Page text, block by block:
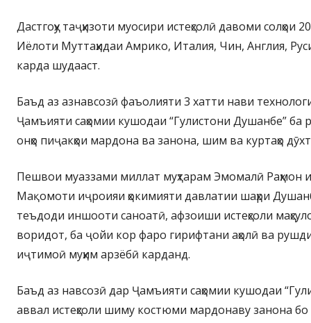
Дастгоҳу таҷҳизоти муосири истеҳсолӣ давоми солҳои
Иёлоти Муттаҳидаи Амрико, Италия, Чин, Англия,
карда шудааст.
Баъд аз азнавсозӣ фаъолияти 3 хатти нави
Ҷамъияти саҳомии кушодаи “Гулистони Душанбе” ба
онҳо пиҷакҳои мардона ва занона, шим ва куртаҳо
Пешвои муаззами миллат муҳтарам Эмомалӣ Раҳмон
Мақомоти иҷроияи ҳокимияти давлатии шаҳри
теъдоди иншооти саноатӣ, афзоиши истеҳсоли
воридот, ба ҷойи кор фаро гирифтани аҳолӣ ва
иҷтимоӣ муҳим арзёбӣ карданд.
Баъд аз навсозӣ дар Ҷамъияти саҳомии кушодаи
аввал истеҳсоли шиму костюми мардонаву занона